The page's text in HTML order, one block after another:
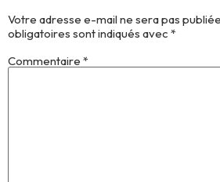
Votre adresse e-mail ne sera pas
obligatoires sont indiqués avec *
Commentaire *